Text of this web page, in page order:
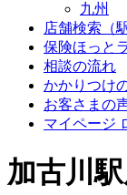
九州
店舗検索（
保険ほっと
相談の流れ
かかりつけ
お客さまの
マイページ
加古川